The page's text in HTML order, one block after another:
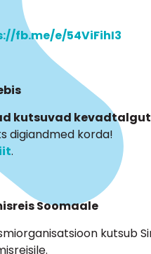
fb.me/e/54ViFihI3
kutsuvad
digiandmed korda!
.
Soomaale
kutsub